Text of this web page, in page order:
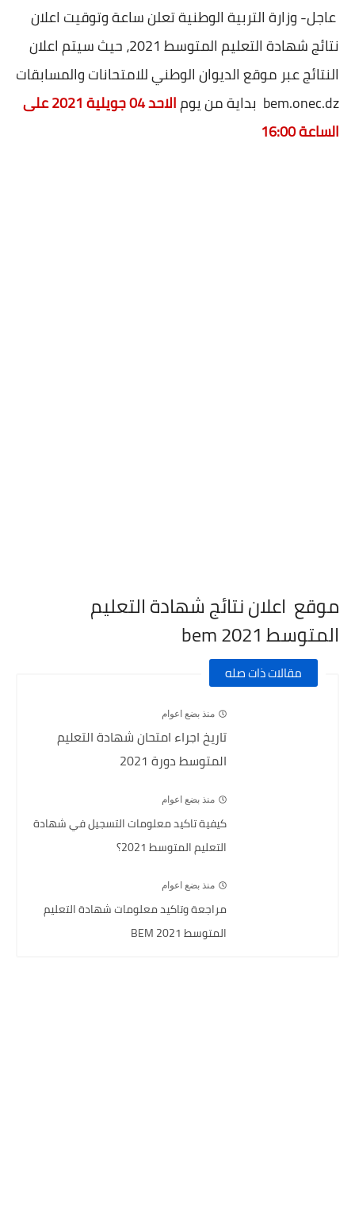
عاجل- وزارة التربية الوطنية تعلن ساعة وتوقيت اعلان
نتائج شهادة التعليم المتوسط 2021، حيث سيتم اعلان
النتائج عبر موقع الديوان الوطني للامتحانات والمسابقات
bem.onec.dz بداية من يوم
الاحد 04 جويلية 2021 على
الساعة 16:00
موقع اعلان نتائج شهادة التعليم
المتوسط 2021 bem
مقالات ذات صله
منذ بضع اعوام
تاريخ اجراء امتحان شهادة التعليم
المتوسط دورة 2021
منذ بضع اعوام
كيفية تاكيد معلومات التسجيل في شهادة
التعليم المتوسط 2021؟
منذ بضع اعوام
مراجعة وتاكيد معلومات شهادة التعليم
المتوسط 2021 BEM